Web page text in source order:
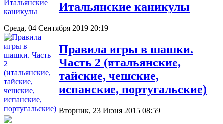
Итальянские каникулы
Среда, 04 Сентября 2019 20:19
Правила игры в шашки.
Часть 2 (итальянские,
тайские, чешские,
испанские, португальские)
Вторник, 23 Июня 2015 08:59